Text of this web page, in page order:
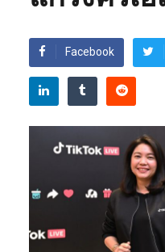
Facebook